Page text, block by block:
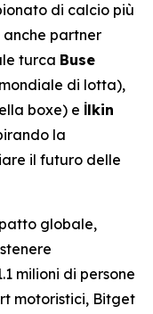
di calcio più
anche partner
turca Buse
di lotta),
boxe) e İlkin
la
il futuro delle
globale,
milioni di persone
motoristici, Bitget